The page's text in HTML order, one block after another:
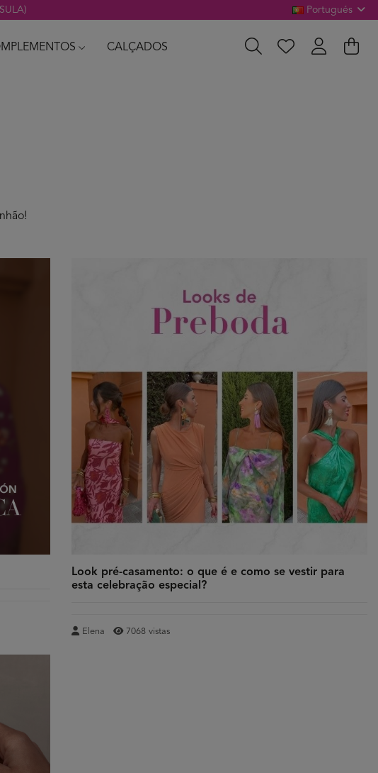
Portugués
CALÇADOS
Look pré-casamento: o que é e como se vestir para
esta celebração especial?
Elena 7068 vistas